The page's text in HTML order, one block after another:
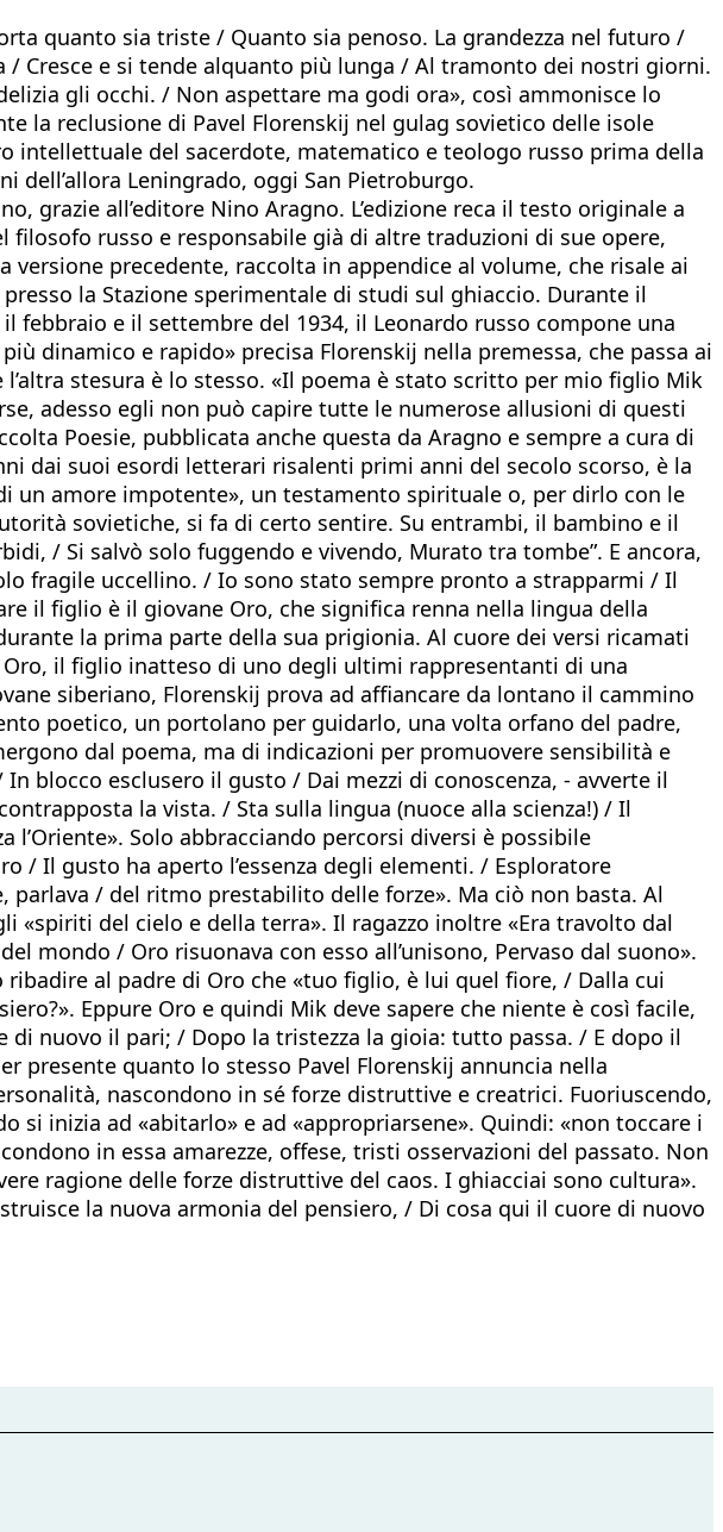
quanto sia triste / Quanto sia penoso. La grandezza nel futuro /
/ Cresce e si tende alquanto più lunga / Al tramonto dei nostri giorni.
gli occhi. / Non aspettare ma godi ora», così ammonisce lo
la reclusione di Pavel Florenskij nel gulag sovietico delle isole
intellettuale del sacerdote, matematico e teologo russo prima della
dell’allora Leningrado, oggi San Pietroburgo.
grazie all’editore Nino Aragno. L’edizione reca il testo originale a
filosofo russo e responsabile già di altre traduzioni di sue opere,
precedente, raccolta in appendice al volume, che risale ai
la Stazione sperimentale di studi sul ghiaccio. Durante il
e il settembre del 1934, il Leonardo russo compone una
dinamico e rapido» precisa Florenskij nella premessa, che passa ai
stesura è lo stesso. «Il poema è stato scritto per mio figlio Mik
adesso egli non può capire tutte le numerose allusioni di questi
Poesie, pubblicata anche questa da Aragno e sempre a cura di
dai suoi esordi letterari risalenti primi anni del secolo scorso, è la
un amore impotente», un testamento spirituale o, per dirlo con le
sovietiche, si fa di certo sentire. Su entrambi, il bambino e il
/ Si salvò solo fuggendo e vivendo, Murato tra tombe”. E ancora,
fragile uccellino. / Io sono stato sempre pronto a strapparmi / Il
il figlio è il giovane Oro, che significa renna nella lingua della
la prima parte della sua prigionia. Al cuore dei versi ricamati
Oro, il figlio inatteso di uno degli ultimi rappresentanti di una
siberiano, Florenskij prova ad affiancare da lontano il cammino
poetico, un portolano per guidarlo, una volta orfano del padre,
dal poema, ma di indicazioni per promuovere sensibilità e
blocco esclusero il gusto / Dai mezzi di conoscenza, - avverte il
la vista. / Sta sulla lingua (nuoce alla scienza!) / Il
Solo abbracciando percorsi diversi è possibile
/ Il gusto ha aperto l’essenza degli elementi. / Esploratore
/ del ritmo prestabilito delle forze». Ma ciò non basta. Al
«spiriti del cielo e della terra». Il ragazzo inoltre «Era travolto dal
mondo / Oro risuonava con esso all’unisono, Pervaso dal suono».
al padre di Oro che «tuo figlio, è lui quel fiore, / Dalla cui
Eppure Oro e quindi Mik deve sapere che niente è così facile,
nuovo il pari; / Dopo la tristezza la gioia: tutto passa. / E dopo il
presente quanto lo stesso Pavel Florenskij annuncia nella
nascondono in sé forze distruttive e creatrici. Fuoriuscendo,
si inizia ad «abitarlo» e ad «appropriarsene». Quindi: «non toccare i
in essa amarezze, offese, tristi osservazioni del passato. Non
ragione delle forze distruttive del caos. I ghiacciai sono cultura».
la nuova armonia del pensiero, / Di cosa qui il cuore di nuovo